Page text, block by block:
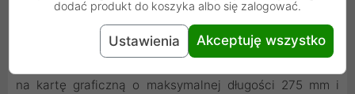
Wnętrze obudowy zostało zaprojektowane tak, aby
na kartę graficzną o maksymalnej długości 275 mm i
dodać produkt do koszyka albo się zalogować.
Ustawienia Akceptuję wszystko